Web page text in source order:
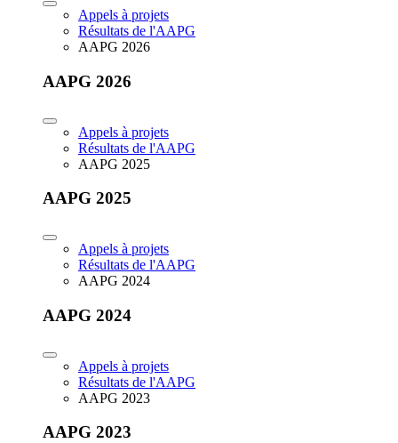
Appels à projets
Résultats de l'AAPG
AAPG 2026
AAPG 2026
Appels à projets
Résultats de l'AAPG
AAPG 2025
AAPG 2025
Appels à projets
Résultats de l'AAPG
AAPG 2024
AAPG 2024
Appels à projets
Résultats de l'AAPG
AAPG 2023
AAPG 2023